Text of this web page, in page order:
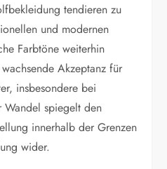
tendieren zu
und modernen
Farbtöne weiterhin
Akzeptanz für
insbesondere bei
Wandel spiegelt den
innerhalb der Grenzen
wider.